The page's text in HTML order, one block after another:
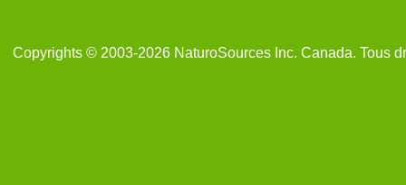
Copyrights © 2003-2026 NaturoSources Inc. Canada. Tous